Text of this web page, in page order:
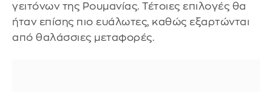
γειτόνων της Ρουμανίας. Τέτοιες επιλογές θα
ήταν επίσης πιο ευάλωτες, καθώς εξαρτώνται
από θαλάσσιες μεταφορές.